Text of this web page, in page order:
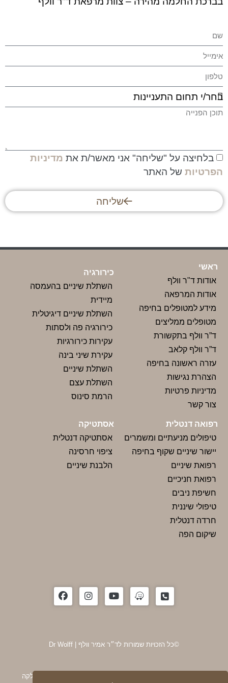
בלחיצה על "שליחה" אני מאשר/ת את מדיניות
הפרטיות של האתר
שליחה
ראשי
אודות ד"ר וולף
אודות המרפאה
מידע למטופלים בחיפה
מטופלים ממליצים
ד”ר וולף בתקשורת
ד”ר וולף קלאב
עזרה ראשונה בחיפה
הצהרת נגישות
מדיניות פרטיות
צור‬ קשר
כירורגיה
השתלת שיניים בהעמסה
מיידית
השתלת שיניים דיגיטלית
כירורגיה פה ולסתות
עקירות כירורגיות
עקירת שיני בינה
השתלת שיניים
השתלת עצם
הרמת סינוס
רפואה דנטלית
טיפולים מניעתיים ומשמרים
יישור שיניים שקוף בחיפה
רפואת שיניים
רפואת חניכיים
חשיפת ניבים
טיפולי שיננית
חרדה דנטלית
שיקום הפה
אסתטיקה
אסתטיקה דנטלית
ציפוי חרסינה
הלבנת שיניים
©כל הזכויות שמורות לד״ר אמיר וולף | Dr Wolff
ד״ר אמיר וולף, מומחה לכירורגיית פה ולסת בחיפה וסגן מנהל המחלקה